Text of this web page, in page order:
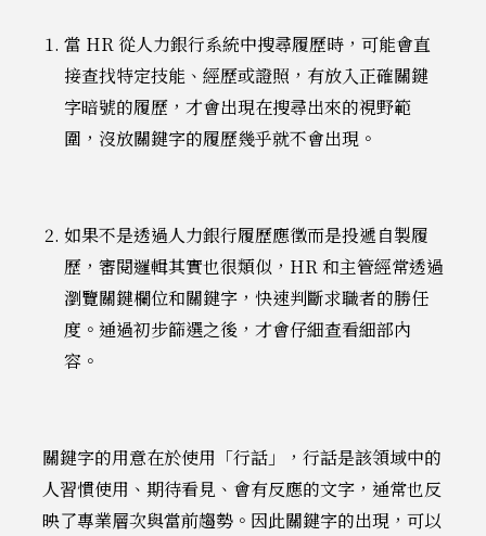
當 HR 從人力銀行系統中搜尋履歷時，可能會直
接查找特定技能、經歷或證照，有放入正確關鍵
字暗號的履歷，才會出現在搜尋出來的視野範
圍，沒放關鍵字的履歷幾乎就不會出現。
如果不是透過人力銀行履歷應徵而是投遞自製履
歷，審閱邏輯其實也很類似，HR 和主管經常透過
瀏覽關鍵欄位和關鍵字，快速判斷求職者的勝任
度。通過初步篩選之後，才會仔細查看細部內
容。
關鍵字的用意在於使用「行話」，行話是該領域中的
人習慣使用、期待看見、會有反應的文字，通常也反
映了專業層次與當前趨勢。因此關鍵字的出現，可以